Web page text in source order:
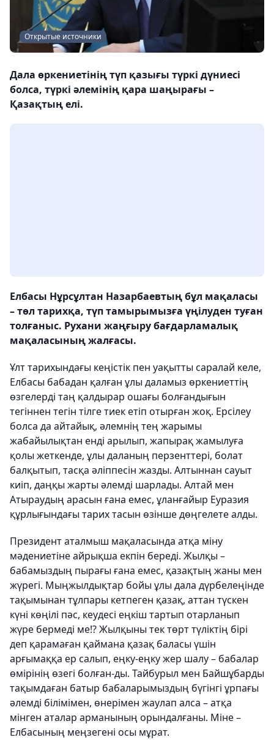
Открытые источники
Дала өркениетінің түп қазығы түркі дүниесі
болса, түркі әлемінің қара шаңырағы –
Қазақтың елі.
Елбасы Нұрсұлтан Назарбаевтың бұл мақаласы
– төл тарихқа, түп тамырымызға үңілуден туған
толғаныс. Рухани жаңғыру бағдарламалық
мақаласының жалғасы.
Ұлт тарихындағы кеңістік пен уақытты саралай келе,
Елбасы бабадан қалған ұлы даламыз өркениеттің
өзгелерді таң қалдырар ошағы болғандығын
тегіннен тегін тілге тиек етіп отырған жоқ. Ерсілеу
болса да айтайық, әлемнің тең жарымы
жабайылықтан енді арылып, жапырақ жамылуға
қолы жеткенде, ұлы даланың перзенттері, болат
балқытып, тасқа әліппесін жазды. Алтыннан сауыт
киіп, даңқы жарты әлемді шарлады. Алтай мен
Атыраудың арасын ғана емес, ұланғайыр Еуразия
құрлығындағы тарих тасын өзінше дөңгелете алды.
Президент аталмыш мақаласында атқа міну
мәдениетіне айрықша екпін береді. Жылқы –
бабамыздың пырағы ғана емес, қазақтың жаны мен
жүрегі. Мыңжылдықтар бойы ұлы дала дүрбелеңінде
тақымынан тұлпары кетпеген қазақ, аттан түскен
күні көңілі пәс, кеудесі еңкіш тартып отарланып
жүре бермеді ме!? Жылқыны тек төрт түліктің бірі
деп қарамаған қаймана қазақ баласы үшін
арғымаққа ер салып, еңку-еңку жер шалу – бабалар
өмірінің өзегі болған-ды. Тайбурыл мен Байшұбарды
тақымдаған батыр бабаларымыздың бүгінгі ұрпағы
әлемді білімімен, өнерімен жаулап алса – атқа
мінген аталар арманының орындалғаны. Міне –
Елбасының меңзегені осы мұрат.